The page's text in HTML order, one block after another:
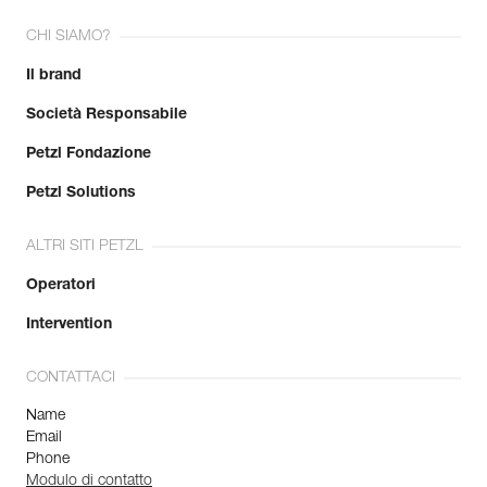
CHI SIAMO?
Il brand
Società Responsabile
Petzl Fondazione
Petzl Solutions
ALTRI SITI PETZL
Operatori
Intervention
CONTATTACI
Name
Email
Phone
Modulo di contatto